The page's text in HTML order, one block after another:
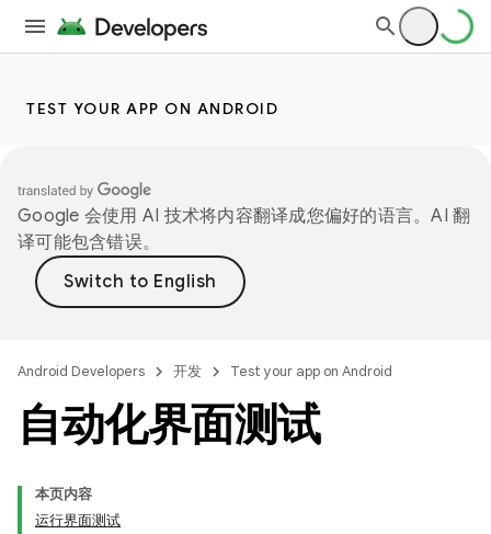
TEST YOUR APP ON ANDROID
Google 会使用 AI 技术将内容翻译成您偏好的语言。AI 翻
译可能包含错误。
Android Developers 开发 Test your app on Android
自动化界面测试
本页内容
运行界面测试